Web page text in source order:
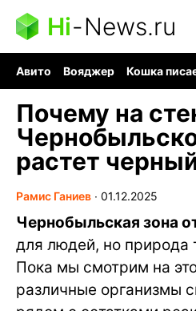
Hi-News.ru
Авито Вояджер Кошка
Почему на
растет
Рамис Ганиев ∙ 01.12.2025
Чернобыльская зона
для людей, но природа
Пока мы смотрим на
различные организмы